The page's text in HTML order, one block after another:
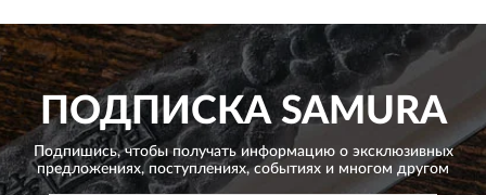
ПОДПИСКАSAMURA
Подпишись, чтобы получать информацию о эксклюзивных
предложениях,поступлениях, событиях и многом другом